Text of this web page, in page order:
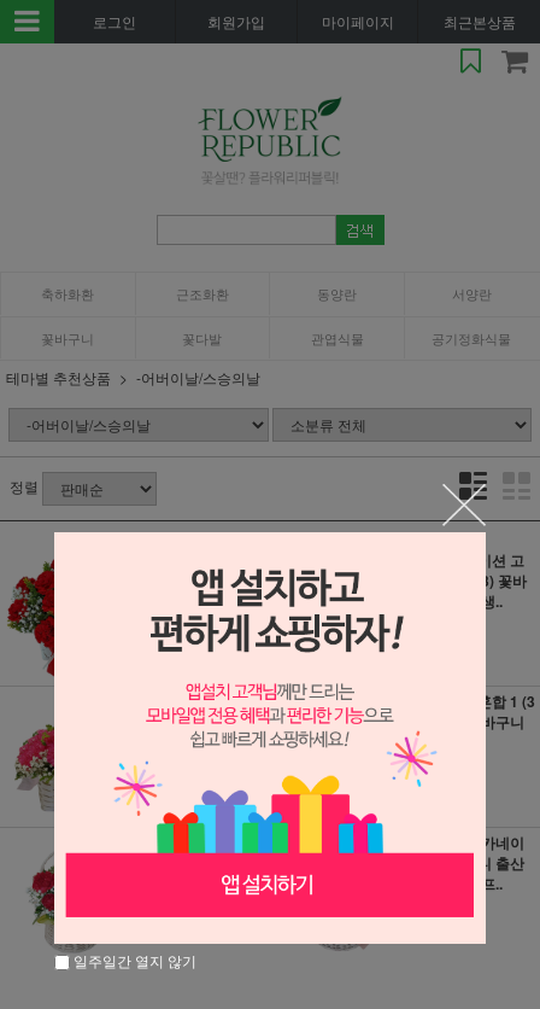
로그인 회원가입 마이페이지 최근본상품
축하화환 근조화환 동양란 서양란
꽃바구니 꽃다발 관엽식물 공기정화식물
테마별 추천상품 -어버이날/스승의날
정렬
바구니 출산 생일
선물 프로포..
54,000원
540원 적립
레드 카네이션 고
급 (3a1833) 꽃바
구니 출산 생..
핑크 카네이션 출
산 생일 선물 프로
포즈 전국꽃..
54,000원
540원 적립
카네이션 혼합 1 (3
a1110) 꽃바구니
출산 생일..
74,000원
740원 적립
소형 레드 카네이
생일 선물 프..
소형 핑크 카네이
션 꽃바구니 출산
생일 선물 프..
일주일간 열지 않기